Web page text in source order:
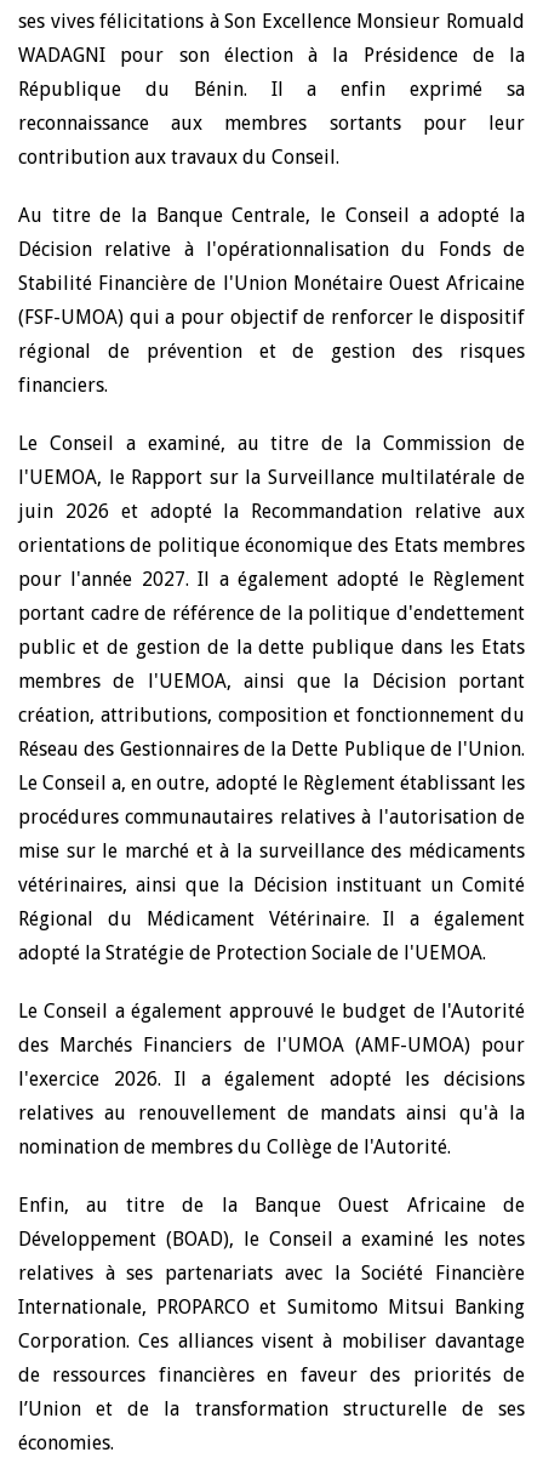
ses vives félicitations à Son Excellence Monsieur Romuald
WADAGNI pour son élection à la Présidence de la
République du Bénin. Il a enfin exprimé sa
reconnaissance aux membres sortants pour leur
contribution aux travaux du Conseil.
Au titre de la Banque Centrale, le Conseil a adopté la
Décision relative à l'opérationnalisation du Fonds de
Stabilité Financière de l'Union Monétaire Ouest Africaine
(FSF-UMOA) qui a pour objectif de renforcer le dispositif
régional de prévention et de gestion des risques
financiers.
Le Conseil a examiné, au titre de la Commission de
l'UEMOA, le Rapport sur la Surveillance multilatérale de
juin 2026 et adopté la Recommandation relative aux
orientations de politique économique des Etats membres
pour l'année 2027. Il a également adopté le Règlement
portant cadre de référence de la politique d'endettement
public et de gestion de la dette publique dans les Etats
membres de l'UEMOA, ainsi que la Décision portant
création, attributions, composition et fonctionnement du
Réseau des Gestionnaires de la Dette Publique de l'Union.
Le Conseil a, en outre, adopté le Règlement établissant les
procédures communautaires relatives à l'autorisation de
mise sur le marché et à la surveillance des médicaments
vétérinaires, ainsi que la Décision instituant un Comité
Régional du Médicament Vétérinaire. Il a également
adopté la Stratégie de Protection Sociale de l'UEMOA.
Le Conseil a également approuvé le budget de l'Autorité
des Marchés Financiers de l'UMOA (AMF-UMOA) pour
l'exercice 2026. Il a également adopté les décisions
relatives au renouvellement de mandats ainsi qu'à la
nomination de membres du Collège de l'Autorité.
Enfin, au titre de la Banque Ouest Africaine de
Développement (BOAD), le Conseil a examiné les notes
relatives à ses partenariats avec la Société Financière
Internationale, PROPARCO et Sumitomo Mitsui Banking
Corporation. Ces alliances visent à mobiliser davantage
de ressources financières en faveur des priorités de
l’Union et de la transformation structurelle de ses
économies.